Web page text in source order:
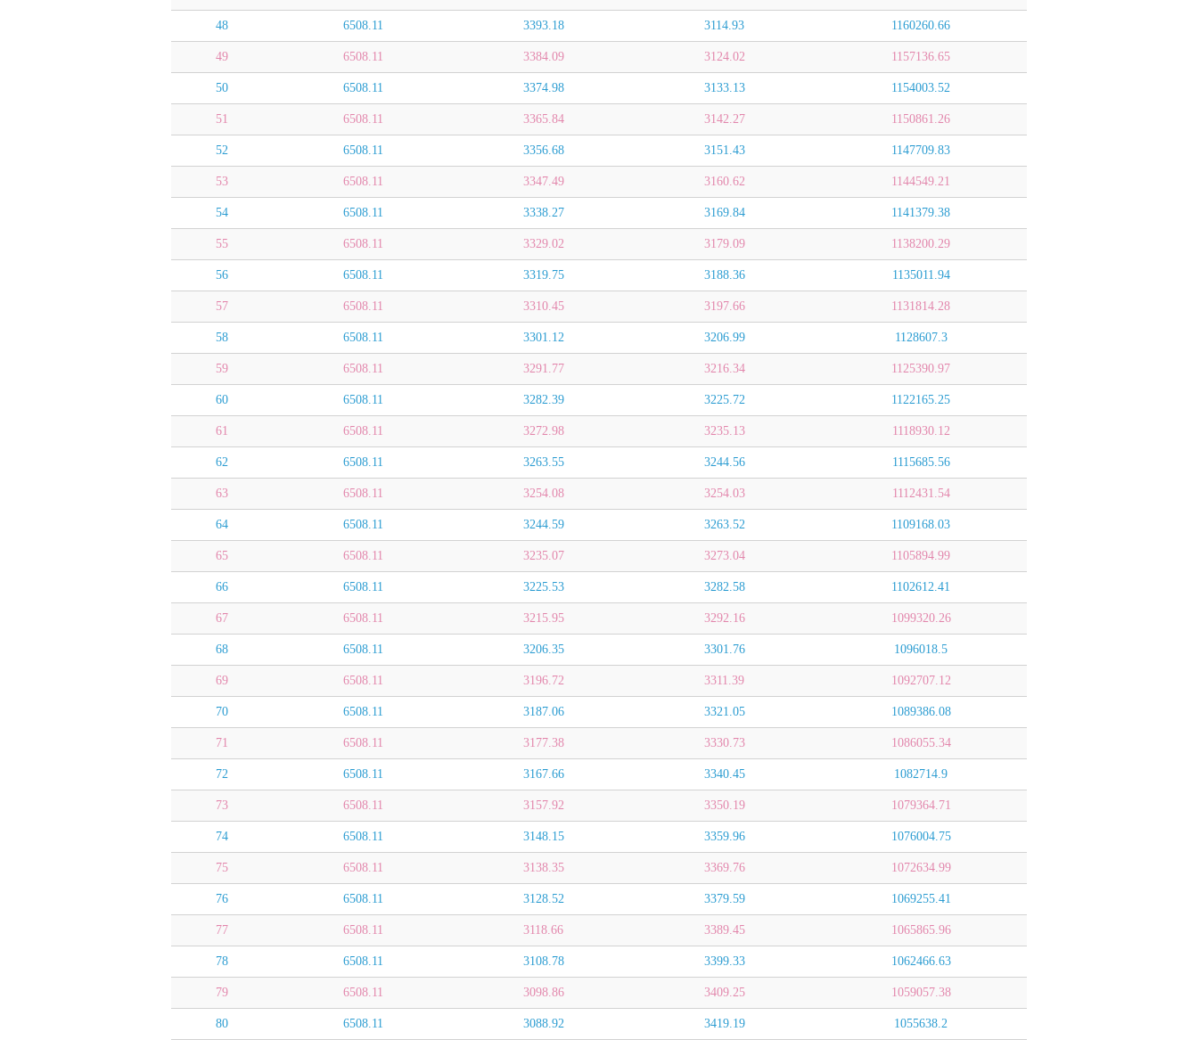
48 6508.11 3393.18 3114.93 1160260.66
49 6508.11 3384.09 3124.02 1157136.65
50 6508.11 3374.98 3133.13 1154003.52
51 6508.11 3365.84 3142.27 1150861.26
52 6508.11 3356.68 3151.43 1147709.83
53 6508.11 3347.49 3160.62 1144549.21
54 6508.11 3338.27 3169.84 1141379.38
55 6508.11 3329.02 3179.09 1138200.29
56 6508.11 3319.75 3188.36 1135011.94
57 6508.11 3310.45 3197.66 1131814.28
58 6508.11 3301.12 3206.99 1128607.3
59 6508.11 3291.77 3216.34 1125390.97
60 6508.11 3282.39 3225.72 1122165.25
61 6508.11 3272.98 3235.13 1118930.12
62 6508.11 3263.55 3244.56 1115685.56
63 6508.11 3254.08 3254.03 1112431.54
64 6508.11 3244.59 3263.52 1109168.03
65 6508.11 3235.07 3273.04 1105894.99
66 6508.11 3225.53 3282.58 1102612.41
67 6508.11 3215.95 3292.16 1099320.26
68 6508.11 3206.35 3301.76 1096018.5
69 6508.11 3196.72 3311.39 1092707.12
70 6508.11 3187.06 3321.05 1089386.08
71 6508.11 3177.38 3330.73 1086055.34
72 6508.11 3167.66 3340.45 1082714.9
73 6508.11 3157.92 3350.19 1079364.71
74 6508.11 3148.15 3359.96 1076004.75
75 6508.11 3138.35 3369.76 1072634.99
76 6508.11 3128.52 3379.59 1069255.41
77 6508.11 3118.66 3389.45 1065865.96
78 6508.11 3108.78 3399.33 1062466.63
79 6508.11 3098.86 3409.25 1059057.38
80 6508.11 3088.92 3419.19 1055638.2